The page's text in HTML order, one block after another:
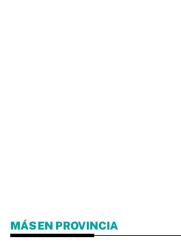
MÁS EN PROVINCIA